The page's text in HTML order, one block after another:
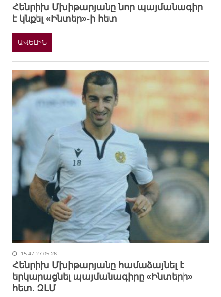
Հենրիխ Մխիթարյանը նոր պայմանագիր
է կնքել «Ինտեր»-ի հետ
ԱՎԵԼԻՆ
15:47-27.05.26
Հենրիխ Մխիթարյանը համաձայնել է
երկարացնել պայմանագիրը «Ինտերի»
հետ. ԶԼՄ